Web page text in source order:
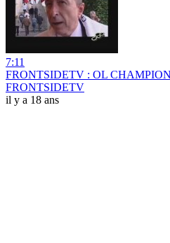
7:11
FRONTSIDETV : OL
FRONTSIDETV
il y a 18 ans